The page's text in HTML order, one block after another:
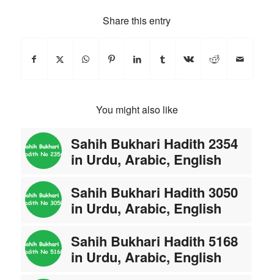
Share this entry
You might also like
Sahih Bukhari Hadith 2354
in Urdu, Arabic, English
Sahih Bukhari Hadith 3050
in Urdu, Arabic, English
Sahih Bukhari Hadith 5168
in Urdu, Arabic, English